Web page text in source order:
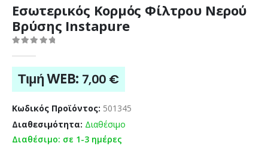
Εσωτερικός Κορμός Φίλτρου Νερού
Βρύσης Instapure
Τιμή WEB: 7,00 €
Κωδικός Προϊόντος: 501345
Διαθεσιμότητα: Διαθέσιμο
Διαθέσιμο: σε 1-3 ημέρες